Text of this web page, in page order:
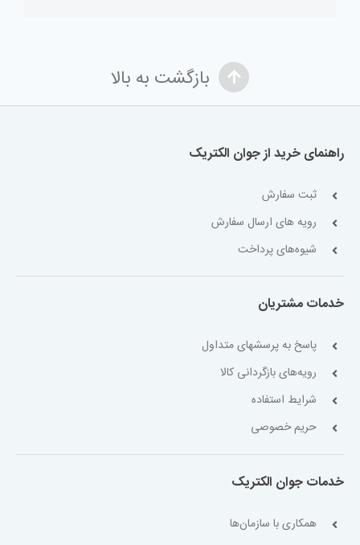
بازگشت به بالا
راهنمای خرید از جوان الکتریک
ثبت سفارش
رویه های ارسال سفارش
شیوه‌های پرداخت
خدمات مشتریان
پاسخ به پرسشهای متداول
رویه‌های بازگردانی کالا
شرایط استفاده
حریم خصوصی
خدمات جوان الکتریک
همکاری با سازمان‌ها